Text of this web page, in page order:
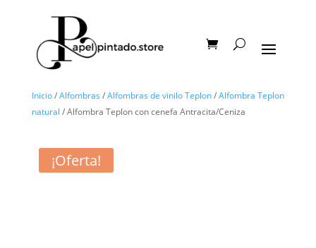
Inicio/Alfombras /Alfombras de vinilo Teplon/Alfombra Teplon
natural / Alfombra Teplon con cenefa Antracita/Ceniza
¡Oferta!